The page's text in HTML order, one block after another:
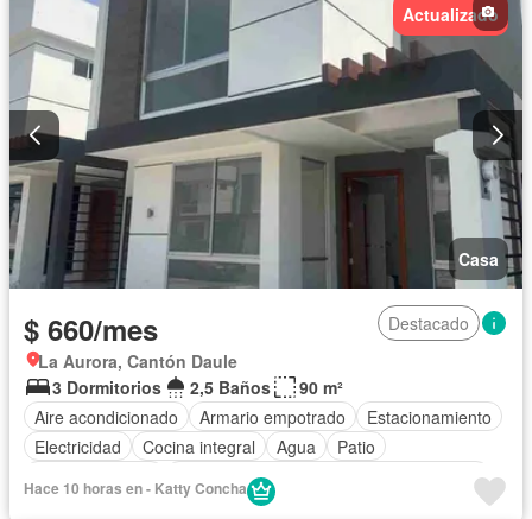
Actualizado
Casa
$ 660/mes
Destacado
La Aurora, Cantón Daule
3 Dormitorios
2,5 Baños
90 m²
Aire acondicionado
Armario empotrado
Estacionamiento
Electricidad
Cocina integral Agua
Patio
Acceso para personas con discapacidad
Garita de guardianía
Hace 10 horas en - Katty Concha